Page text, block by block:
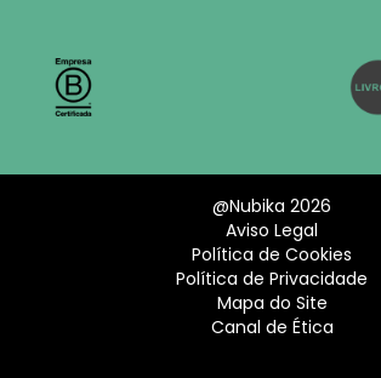
@Nubika 2026
Aviso Legal
Política de Cookies
Política de Privacidade
Mapa do Site
Canal de Ética